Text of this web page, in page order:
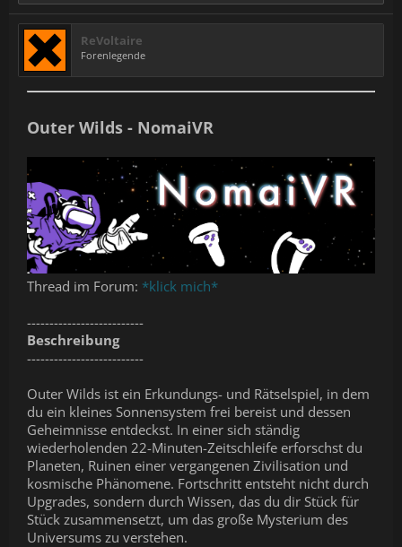
ReVoltaire
Forenlegende
Outer Wilds - NomaiVR
Thread im Forum: *klick mich*
--------------------------
Beschreibung
--------------------------
Outer Wilds ist ein Erkundungs- und Rätselspiel, in dem
du ein kleines Sonnensystem frei bereist und dessen
Geheimnisse entdeckst. In einer sich ständig
wiederholenden 22-Minuten-Zeitschleife erforschst du
Planeten, Ruinen einer vergangenen Zivilisation und
kosmische Phänomene. Fortschritt entsteht nicht durch
Upgrades, sondern durch Wissen, das du dir Stück für
Stück zusammensetzt, um das große Mysterium des
Universums zu verstehen.